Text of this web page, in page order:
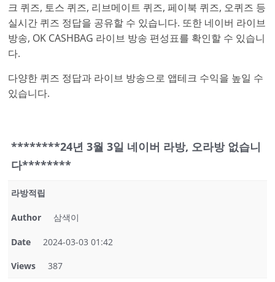
크 퀴즈, 토스 퀴즈, 리브메이트 퀴즈, 페이북 퀴즈, 오퀴즈 등
실시간 퀴즈 정답을 공유할 수 있습니다. 또한 네이버 라이브
방송, OK CASHBAG 라이브 방송 편성표를 확인할 수 있습니
다.
다양한 퀴즈 정답과 라이브 방송으로 앱테크 수익을 높일 수
있습니다.
********24년 3월 3일 네이버 라방, 오라방 없습니
다********
라방적립
Author 삼색이
Date 2024-03-03 01:42
Views 387